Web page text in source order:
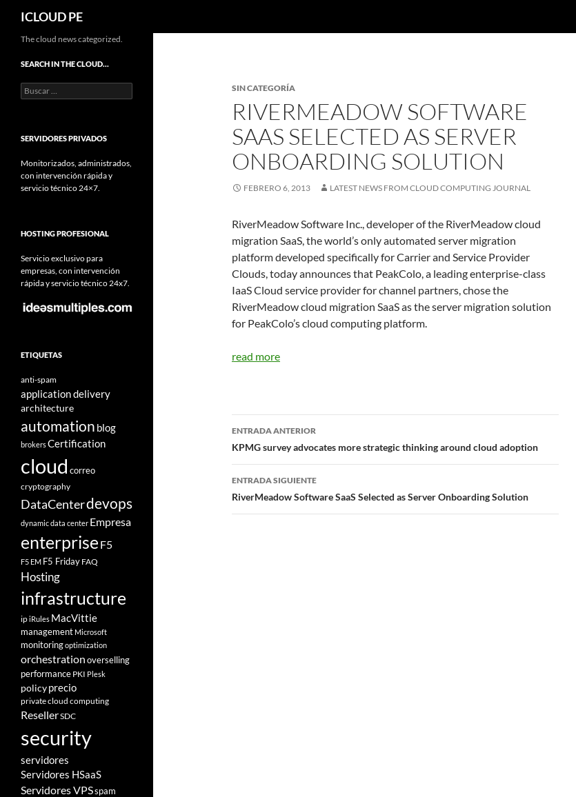
Saltar
contenido
ICLOUD PE
SIN CATEGORÍA
RIVERMEADOW SOFTWARE
SAAS SELECTED AS SERVER
ONBOARDING SOLUTION
FEBRERO 6, 2013 LATEST NEWS FROM CLOUD COMPUTING JOURNAL
RiverMeadow Software Inc., developer of the RiverMeadow cloud
migration SaaS, the world’s only automated server migration
platform developed specifically for Carrier and Service Provider
Clouds, today announces that PeakColo, a leading enterprise-class
IaaS Cloud service provider for channel partners, chose the
RiverMeadow cloud migration SaaS as the server migration solution
for PeakColo’s cloud computing platform.
read more
Navegador
de
entradas
ENTRADA ANTERIOR
KPMG survey advocates more strategic thinking around cloud adoption
ENTRADA SIGUIENTE
RiverMeadow Software SaaS Selected as Server Onboarding Solution
The cloud news categorized.
SEARCH IN THE CLOUD…
Buscar:
SERVIDORES PRIVADOS
Monitorizados, administrados,
con intervención rápida y
servicio técnico 24×7.
HOSTING PROFESIONAL
Servicio exclusivo para
empresas, con intervención
rápida y servicio técnico 24x7.
ETIQUETAS
anti-spam
application delivery
architecture
automation blog
brokersCertification
cloud correo
cryptography
DataCenterdevops
dynamic data center Empresa
enterprise F5
F5 EM F5 Friday FAQ
Hosting
infrastructure
ipiRules MacVittie
management Microsoft
monitoringoptimization
orchestrationoverselling
performance PKI Plesk
policyprecio
private cloud computing
ResellerSDC
security
servidores
Servidores HSaaS
Servidores VPSspam